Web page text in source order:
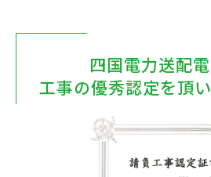
四国電力送配
工事の優秀認定を頂い